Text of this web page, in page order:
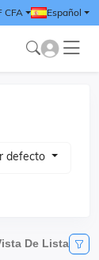
CFA Español
defecto
De Lista